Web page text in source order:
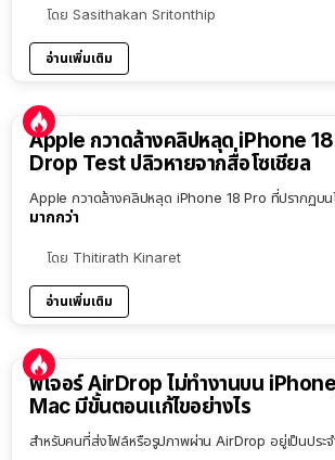
โดย Sasithakan Sritonthip
อ่านเพิ่มเติม
Apple กวาดล้างคลิปหลุด iPhone
Drop Test ปลิวหายจากสื่อโซเชียล
Apple กวาดล้างคลิปหลุด iPhone 18 Pro ที่ปรากฏบ
มากกว่า
โดย Thitirath Kinaret
อ่านเพิ่มเติม
ฟีเจอร์ AirDrop ไม่ทำงานบน
Mac มีขั้นตอนแก้ไขอย่างไร
สำหรับคนที่ส่งไฟล์หรือรูปภาพผ่าน AirDrop อยู่เป็นประ